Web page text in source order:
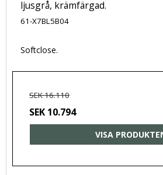
ljusgrå, krämfärgad.
61-X7BL5B04
Softclose.
SEK 16.110
SEK 10.794
VISA